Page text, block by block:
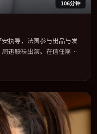
106分钟
执导，法国参与出品与发
迅联袂出演。在信任崩塌
在内地院线及主流平台同
适合喜欢强情节与人物弧光